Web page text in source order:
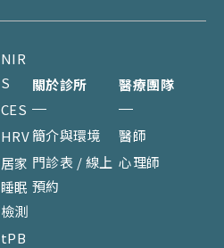
NIR
S
CES
HRV
居家
睡眠
檢測
tPB
關於診所
簡介與環境
門診表 / 線上
預約
醫療團隊
醫師
心理師